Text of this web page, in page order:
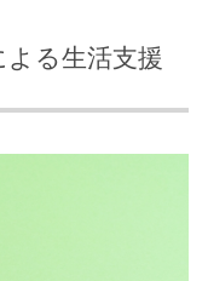
る生活支援